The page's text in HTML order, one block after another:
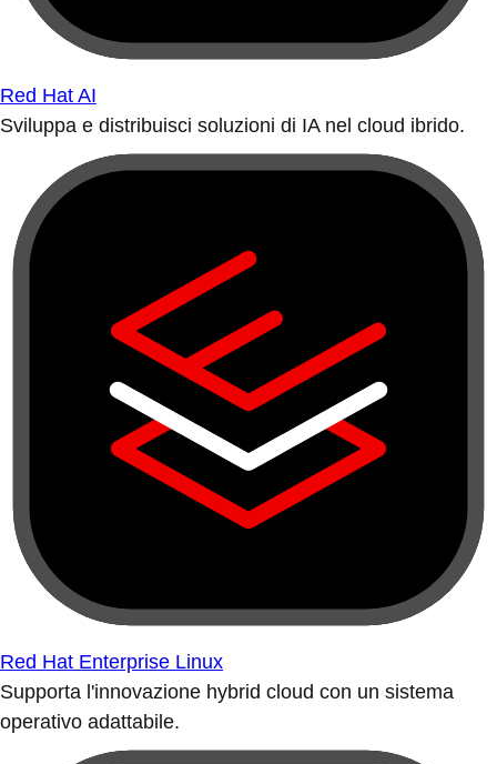
Red Hat AI
Sviluppa e distribuisci soluzioni di IA nel cloud ibrido.
Red Hat Enterprise Linux
Supporta l'innovazione hybrid cloud con un sistema
operativo adattabile.